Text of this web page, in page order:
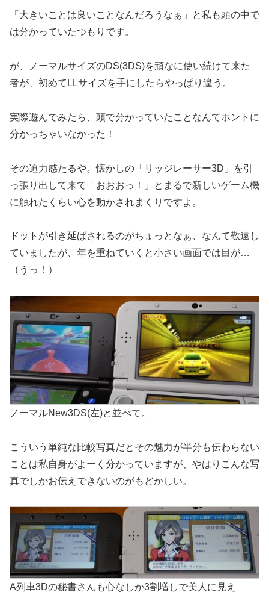
「大きいことは良いことなんだろうなぁ」と私も頭の中で
は分かっていたつもりです。
が、ノーマルサイズのDS(3DS)を頑なに使い続けて来た
者が、初めてLLサイズを手にしたらやっぱり違う。
実際遊んでみたら、頭で分かっていたことなんてホントに
分かっちゃいなかった！
その迫力感たるや。懐かしの「リッジレーサー3D」を引
っ張り出して来て「おおおっ！」とまるで新しいゲーム機
に触れたくらい心を動かされまくりですよ。
ドットが引き延ばされるのがちょっとなぁ、なんて敬遠し
ていましたが、年を重ねていくと小さい画面では目が…
（うっ！）
ノーマルNew3DS(左)と並べて。
こういう単純な比較写真だとその魅力が半分も伝わらない
ことは私自身がよーく分かっていますが、やはりこんな写
真でしかお伝えできないのがもどかしい。
A列車3Dの秘書さんも心なしか3割増しで美人に見え